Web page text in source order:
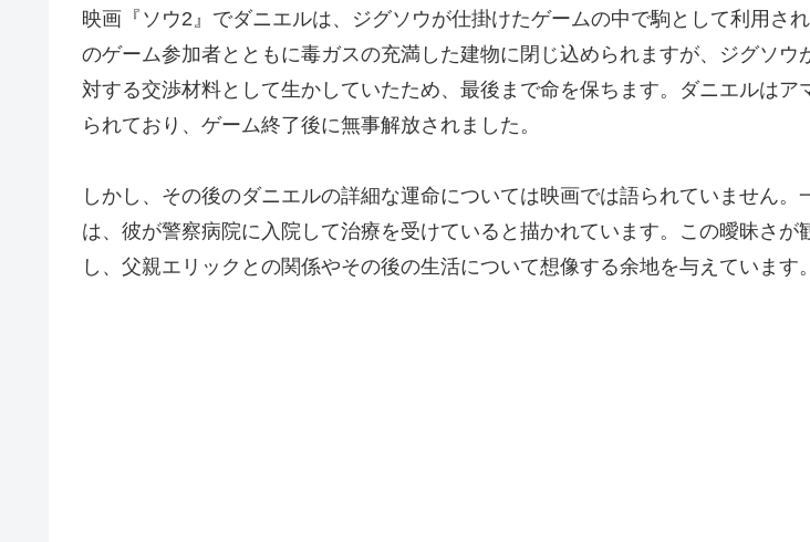
映画『ソウ2』でダニエルは、ジグソウが仕掛けたゲームの中で駒として利用さ
のゲーム参加者とともに毒ガスの充満した建物に閉じ込められますが、ジグソウ
対する交渉材料として生かしていたため、最後まで命を保ちます。ダニエルはア
られており、ゲーム終了後に無事解放されました。
しかし、その後のダニエルの詳細な運命については映画では語られていません。
は、彼が警察病院に入院して治療を受けていると描かれています。この曖昧さが
し、父親エリックとの関係やその後の生活について想像する余地を与えています。